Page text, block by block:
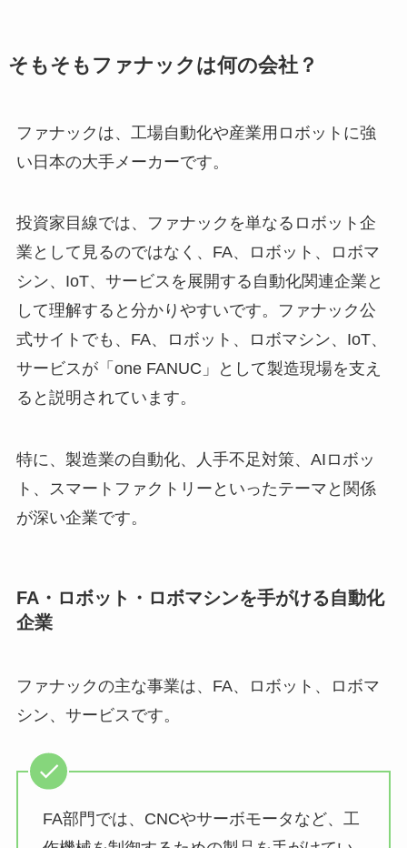
そもそもファナックは何の会社？
ファナックは、工場自動化や産業用ロボットに強
い日本の大手メーカーです。
投資家目線では、ファナックを単なるロボット企
業として見るのではなく、FA、ロボット、ロボマ
シン、IoT、サービスを展開する自動化関連企業と
して理解すると分かりやすいです。ファナック公
式サイトでも、FA、ロボット、ロボマシン、IoT、
サービスが「one FANUC」として製造現場を支え
ると説明されています。
特に、製造業の自動化、人手不足対策、AIロボッ
ト、スマートファクトリーといったテーマと関係
が深い企業です。
FA・ロボット・ロボマシンを手がける自動化
企業
ファナックの主な事業は、FA、ロボット、ロボマ
シン、サービスです。
FA部門では、CNCやサーボモータなど、工